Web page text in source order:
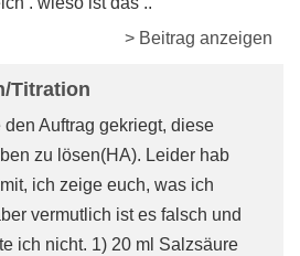
> Beitrag anzeigen
Titration
den Auftrag gekriegt, diese
zu lösen(HA). Leider hab
ich zeige euch, was ich
vermutlich ist es falsch und
ich nicht. 1) 20 ml Salzsäure